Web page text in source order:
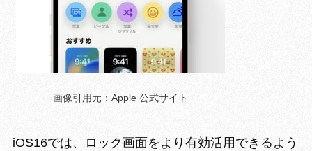
画像引用元：Apple 公式サイト
iOS16では、 ロック画面をより有効活用 できるよう